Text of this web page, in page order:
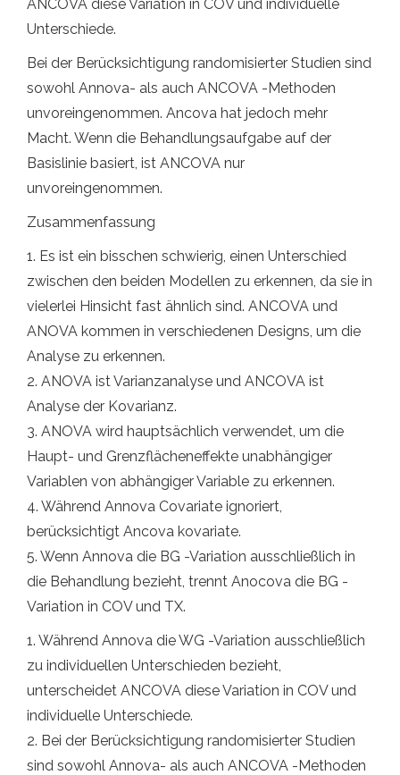
ANCOVA diese Variation in COV und individuelle
Unterschiede.
Bei der Berücksichtigung randomisierter Studien sind
sowohl Annova- als auch ANCOVA -Methoden
unvoreingenommen. Ancova hat jedoch mehr
Macht. Wenn die Behandlungsaufgabe auf der
Basislinie basiert, ist ANCOVA nur
unvoreingenommen.
Zusammenfassung
1. Es ist ein bisschen schwierig, einen Unterschied
zwischen den beiden Modellen zu erkennen, da sie in
vielerlei Hinsicht fast ähnlich sind. ANCOVA und
ANOVA kommen in verschiedenen Designs, um die
Analyse zu erkennen.
2. ANOVA ist Varianzanalyse und ANCOVA ist
Analyse der Kovarianz.
3. ANOVA wird hauptsächlich verwendet, um die
Haupt- und Grenzflächeneffekte unabhängiger
Variablen von abhängiger Variable zu erkennen.
4. Während Annova Covariate ignoriert,
berücksichtigt Ancova kovariate.
5. Wenn Annova die BG -Variation ausschließlich in
die Behandlung bezieht, trennt Anocova die BG -
Variation in COV und TX.
1. Während Annova die WG -Variation ausschließlich
zu individuellen Unterschieden bezieht,
unterscheidet ANCOVA diese Variation in COV und
individuelle Unterschiede.
2. Bei der Berücksichtigung randomisierter Studien
sind sowohl Annova- als auch ANCOVA -Methoden